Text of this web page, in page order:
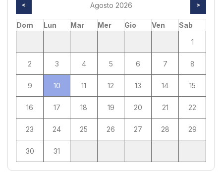
< Agosto 2026 >
Dom Lun Mar Mer Gio Ven
Sab
1
2 3 4 5 6 7 8
9 10 11 12 13 14 15
16 17 18 19 20 21 22
23 24 25 26 27 28 29
30 31